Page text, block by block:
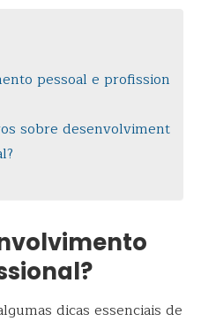
pessoal e profission
sobre desenvolviment
dicas essenciais de